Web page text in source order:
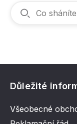
Důležité
Všeobecné